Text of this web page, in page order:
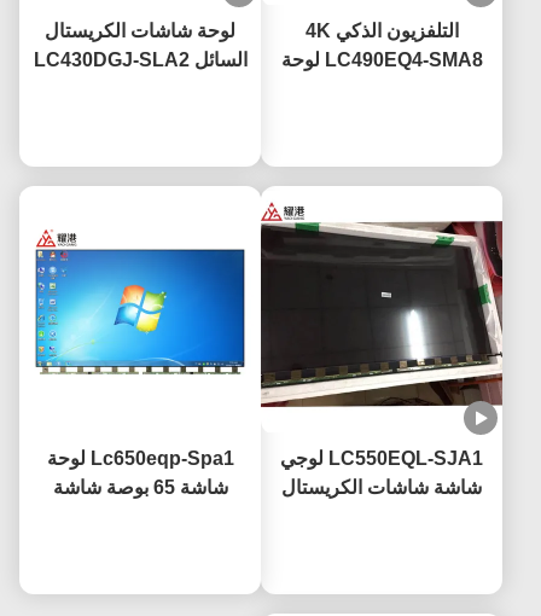
التلفزيون الذكي 4K
LC490EQ4-SMA8 لوحة
لوحة شاشات الكريستال
السائل LC430DGJ-SLA2
LC550EQL-SJA1 لوجي
شاشة شاشات الكريستال
Lc650eqp-Spa1 لوحة
شاشة 65 بوصة شاشة